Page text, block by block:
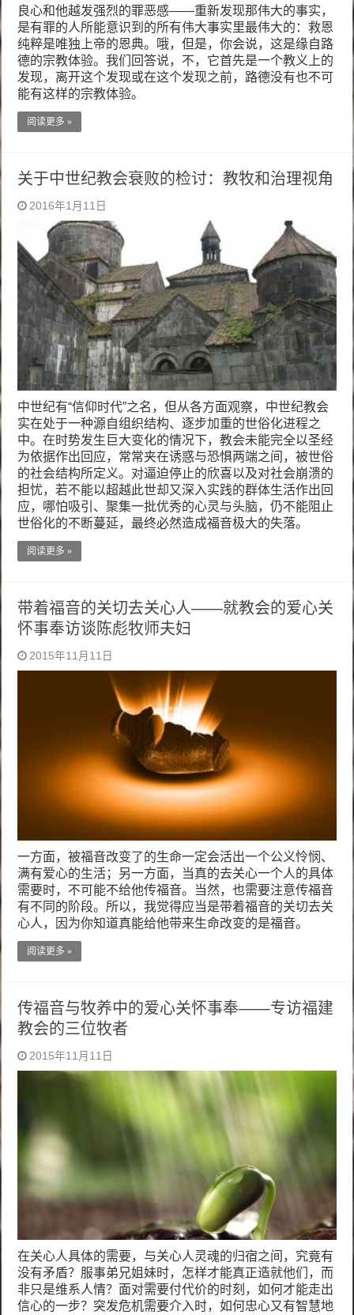
良心和他越发强烈的罪恶感——重新发现那伟大的事实，
是有罪的人所能意识到的所有伟大事实里最伟大的：救恩
纯粹是唯独上帝的恩典。哦，但是，你会说，这是缘自路
德的宗教体验。我们回答说，不，它首先是一个教义上的
发现，离开这个发现或在这个发现之前，路德没有也不可
能有这样的宗教体验。
阅读更多 »
关于中世纪教会衰败的检讨：教牧和治理视角
2016年1月11日
中世纪有“信仰时代”之名，但从各方面观察，中世纪教会
实在处于一种源自组织结构、逐步加重的世俗化进程之
中。在时势发生巨大变化的情况下，教会未能完全以圣经
为依据作出回应，常常夹在诱惑与恐惧两端之间，被世俗
的社会结构所定义。对逼迫停止的欣喜以及对社会崩溃的
担忧，若不能以超越此世却又深入实践的群体生活作出回
应，哪怕吸引、聚集一批优秀的心灵与头脑，仍不能阻止
世俗化的不断蔓延，最终必然造成福音极大的失落。
阅读更多 »
带着福音的关切去关心人——就教会的爱心关
怀事奉访谈陈彪牧师夫妇
2015年11月11日
一方面，被福音改变了的生命一定会活出一个公义怜悯、
满有爱心的生活；另一方面，当真的去关心一个人的具体
需要时，不可能不给他传福音。当然，也需要注意传福音
有不同的阶段。所以，我觉得应当是带着福音的关切去关
心人，因为你知道真能给他带来生命改变的是福音。
阅读更多 »
传福音与牧养中的爱心关怀事奉——专访福建
教会的三位牧者
2015年11月11日
在关心人具体的需要，与关心人灵魂的归宿之间，究竟有
没有矛盾？服事弟兄姐妹时，怎样才能真正造就他们，而
非只是维系人情？面对需要付代价的时刻，如何才能走出
信心的一步？突发危机需要介入时，如何忠心又有智慧地